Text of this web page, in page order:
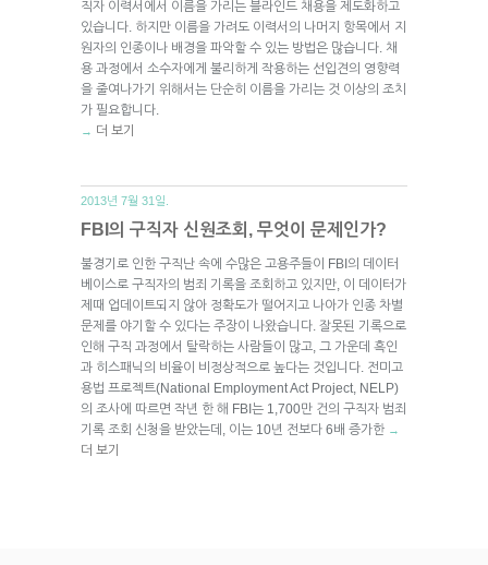
직자 이력서에서 이름을 가리는 블라인드 채용을 제도화하고
있습니다. 하지만 이름을 가려도 이력서의 나머지 항목에서 지
원자의 인종이나 배경을 파악할 수 있는 방법은 많습니다. 채
용 과정에서 소수자에게 불리하게 작용하는 선입견의 영향력
을 줄여나가기 위해서는 단순히 이름을 가리는 것 이상의 조치
가 필요합니다.
→ 더 보기
2013년 7월 31일.
FBI의 구직자 신원조회, 무엇이 문제인가?
불경기로 인한 구직난 속에 수많은 고용주들이 FBI의 데이터
베이스로 구직자의 범죄 기록을 조회하고 있지만, 이 데이터가
제때 업데이트되지 않아 정확도가 떨어지고 나아가 인종 차별
문제를 야기할 수 있다는 주장이 나왔습니다. 잘못된 기록으로
인해 구직 과정에서 탈락하는 사람들이 많고, 그 가운데 흑인
과 히스패닉의 비율이 비정상적으로 높다는 것입니다. 전미고
용법 프로젝트(National Employment Act Project, NELP)
의 조사에 따르면 작년 한 해 FBI는 1,700만 건의 구직자 범죄
기록 조회 신청을 받았는데, 이는 10년 전보다 6배 증가한 →
더 보기